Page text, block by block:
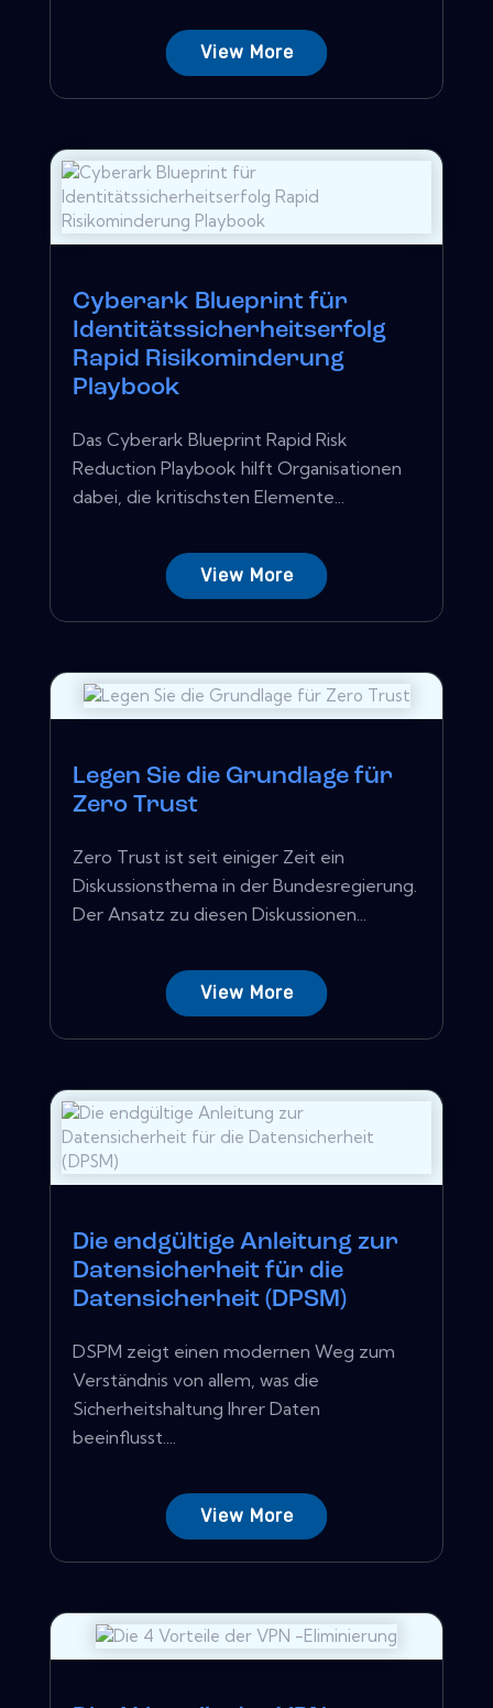
View More
Cyberark Blueprint für
Identitätssicherheitserfolg
Rapid Risikominderung
Playbook
Das Cyberark Blueprint Rapid Risk
Reduction Playbook hilft Organisationen
dabei, die kritischsten Elemente...
View More
Legen Sie die Grundlage für
Zero Trust
Zero Trust ist seit einiger Zeit ein
Diskussionsthema in der Bundesregierung.
Der Ansatz zu diesen Diskussionen...
View More
Die endgültige Anleitung zur
Datensicherheit für die
Datensicherheit (DPSM)
DSPM zeigt einen modernen Weg zum
Verständnis von allem, was die
Sicherheitshaltung Ihrer Daten
beeinflusst....
View More